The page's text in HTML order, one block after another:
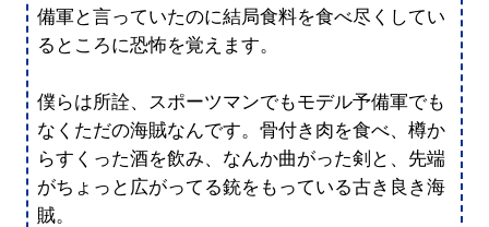
備軍と言っていたのに結局食料を食べ尽くしてい
るところに恐怖を覚えます。
僕らは所詮、スポーツマンでもモデル予備軍でも
なくただの海賊なんです。骨付き肉を食べ、樽か
らすくった酒を飲み、なんか曲がった剣と、先端
がちょっと広がってる銃をもっている古き良き海
賊。